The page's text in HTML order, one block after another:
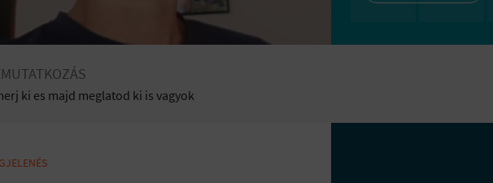
ki es majd meglatod ki is vagyok